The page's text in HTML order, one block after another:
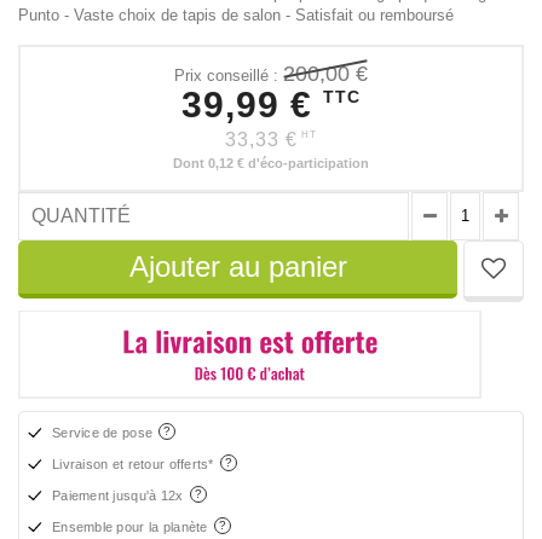
Punto - Vaste choix de tapis de salon - Satisfait ou remboursé
Prix conseillé : 200,00 €
39,99 € TTC
33,33 € HT
Dont 0,12 € d'éco-participation
QUANTITÉ
Ajouter au panier
Service de pose
Livraison et retour offerts*
Paiement jusqu'à 12x
Ensemble pour la planète